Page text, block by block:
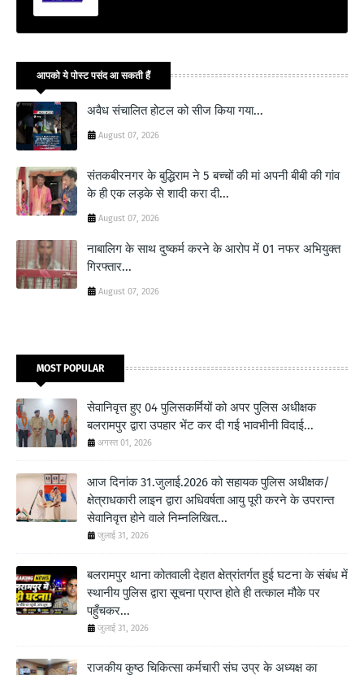
आपको ये पोस्ट पसंद आ सकती हैं
अवैध संचालित होटल को सीज किया गया...
August 07, 2026
संतकबीरनगर के बुद्धिराम ने 5 बच्चों की मां अपनी बीबी की गांव
के ही एक लड़के से शादी करा दी...
August 07, 2026
नाबालिग के साथ दुष्कर्म करने के आरोप में 01 नफर अभियुक्त
गिरफ्तार...
August 07, 2026
MOST POPULAR
सेवानिवृत्त हुए 04 पुलिसकर्मियों को अपर पुलिस अधीक्षक
बलरामपुर द्वारा उपहार भेंट कर दी गई भावभीनी विदाई...
अगस्त 01, 2026
आज दिनांक 31.जुलाई.2026 को सहायक पुलिस अधीक्षक/
क्षेत्राधकारी लाइन द्वारा अधिवर्षता आयु पूरी करने के उपरान्त
सेवानिवृत्त होने वाले निम्नलिखित...
जुलाई 31, 2026
बलरामपुर थाना कोतवाली देहात क्षेत्रांतर्गत हुई घटना के संबंध में
स्थानीय पुलिस द्वारा सूचना प्राप्त होते ही तत्काल मौके पर
पहुँचकर...
जुलाई 31, 2026
राजकीय कुष्ठ चिकित्सा कर्मचारी संघ उप्र के अध्यक्ष का